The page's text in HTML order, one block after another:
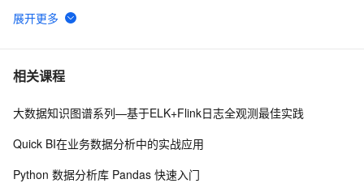
6 机器学习系列(4)_数据分析之Kaggle鸢尾花iris（上）
7 10 个最佳地理空间数据分析 GIS 软件 下
8 【实验】阿里云大数据助理工程师认证（ACA）- QuickBI
哪些改变？数据框操作案例分享
相关课程
大数据知识图谱系列—基于ELK+Flink日志全观测最佳实践
Quick BI在业务数据分析中的实战应用
Python 数据分析库 Pandas 快速入门